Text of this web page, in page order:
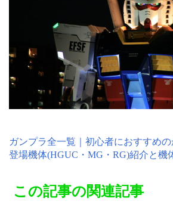
ガンプラ全一覧｜初心者におすすめ
登場機体(HGUC・MG・RG)紹介と機
この記事の関連記事